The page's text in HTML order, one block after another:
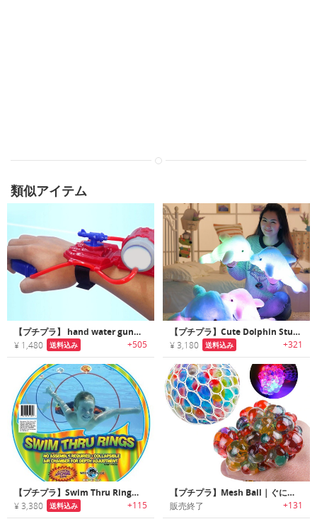
類似アイテム
【プチプラ】 hand water gun｜手首にはめて使用するハンドウォーターガン
¥ 1,480 送料込み +505
【プチプラ】Cute Dolphin Stuffe｜カラフルLEDライト内蔵キュートドルフィン
¥ 3,180 送料込み +321
【プチプラ】Swim Thru Ring｜簡単に折りたためるスイムスルーリング
¥ 3,380 送料込み +115
【プチプラ】Mesh Ball｜ぐにぐにしてストレス解消できるLED搭載メッシュストレスボール
販売終了 +131